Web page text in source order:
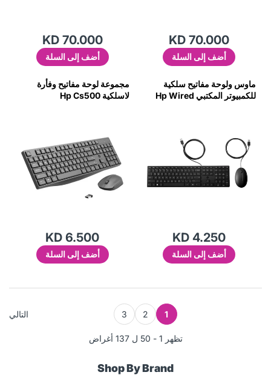
KD 70.000
أضف إلى السلة
KD 70.000
أضف إلى السلة
ماوس ولوحة مفاتيح سلكية
للكمبيوتر المكتبي Hp Wired
KD 4.250
أضف إلى السلة
مجموعة لوحة مفاتيح وفأرة
لاسلكية Hp Cs500
KD 6.500
أضف إلى السلة
1
2
3 التالي
تظهر 1 - 50 ل 137 أغراض
Shop By Brand